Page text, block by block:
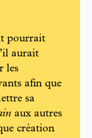
pourrait
aurait
les
afin que
sa
aux autres
création